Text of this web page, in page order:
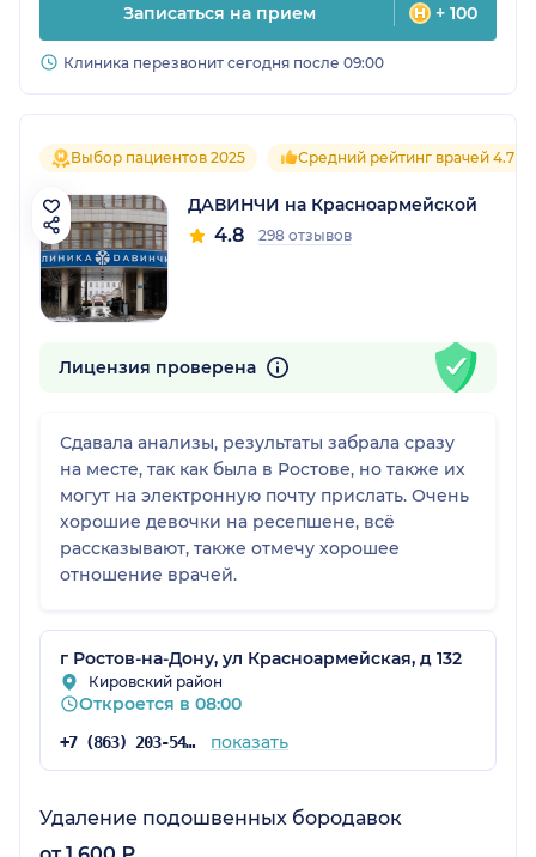
Записаться на прием + 100
Клиника перезвонит сегодня после 09:00
Выбор пациентов 2025 Средний рейтинг врачей 4.7
ДАВИНЧИ на Красноармейской
4.8 298 отзывов
Лицензия проверена
Сдавала анализы, результаты забрала сразу
на месте, так как была в Ростове, но также их
могут на электронную почту прислать. Очень
хорошие девочки на ресепшене, всё
рассказывают, также отмечу хорошее
отношение врачей.
г Ростов-на-Дону, ул Красноармейская, д 132
Кировский район
Откроется в 08:00
+7 (863) 203-54-50 показать
Удаление подошвенных бородавок